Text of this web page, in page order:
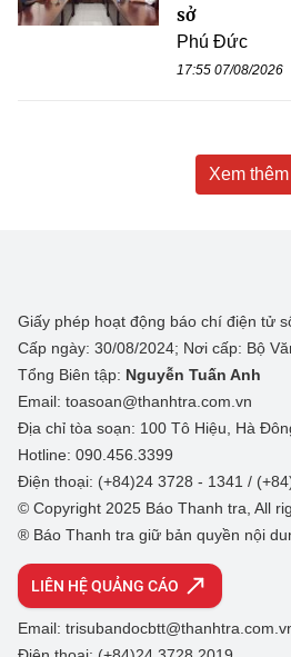
sở
Phú Đức
17:55 07/08/2026
Xem thêm
Giấy phép hoạt động báo chí điện tử
Cấp ngày: 30/08/2024; Nơi cấp: Bộ
Tổng Biên tập: Nguyễn Tuấn Anh
Email: toasoan@thanhtra.com.vn
Địa chỉ tòa soạn: 100 Tô Hiệu, Hà
Hotline: 090.456.3399
Điện thoại: (+84)24 3728 - 1341 /
© Copyright 2025 Báo Thanh tra, All
® Báo Thanh tra giữ bản quyền nội
LIÊN HỆ QUẢNG CÁO
Email: